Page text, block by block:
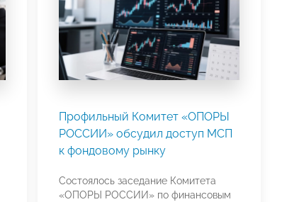
Профильный Комитет «ОПОРЫ
РОССИИ» обсудил доступ МСП
к фондовому рынку
Состоялось заседание Комитета
«ОПОРЫ РОССИИ» по финансовым